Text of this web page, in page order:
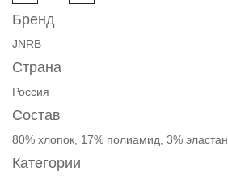
Бренд
JNRB
Страна
Россия
Состав
80% хлопок, 17% полиамид, 3% эластан
Категории